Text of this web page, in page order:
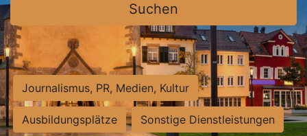
Suchen
Journalismus, PR, Medien, Kultur
Ausbildungsplätze Sonstige Dienstleistungen